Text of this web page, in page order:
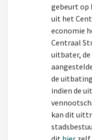
gebeurt op
uit het
economie
Centraal
uitbater,
de
indien de
kan dit